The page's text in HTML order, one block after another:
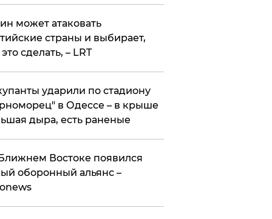
может атаковать
страны и выбирает,
сделать, – LRT
ударили по стадиону
в Одессе – в крыше
дыра, есть раненые
Востоке появился
оборонный альянс –